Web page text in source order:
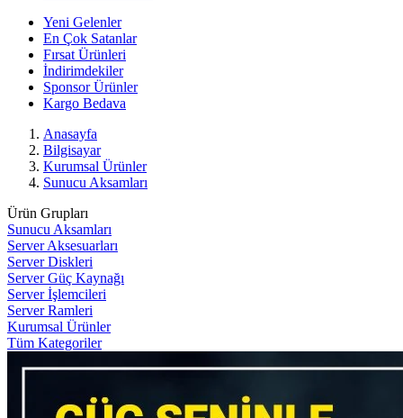
Yeni Gelenler
En Çok Satanlar
Fırsat Ürünleri
İndirimdekiler
Sponsor Ürünler
Kargo Bedava
Anasayfa
Bilgisayar
Kurumsal Ürünler
Sunucu Aksamları
Ürün Grupları
Sunucu Aksamları
Server Aksesuarları
Server Diskleri
Server Güç Kaynağı
Server İşlemcileri
Server Ramleri
Kurumsal Ürünler
Tüm Kategoriler